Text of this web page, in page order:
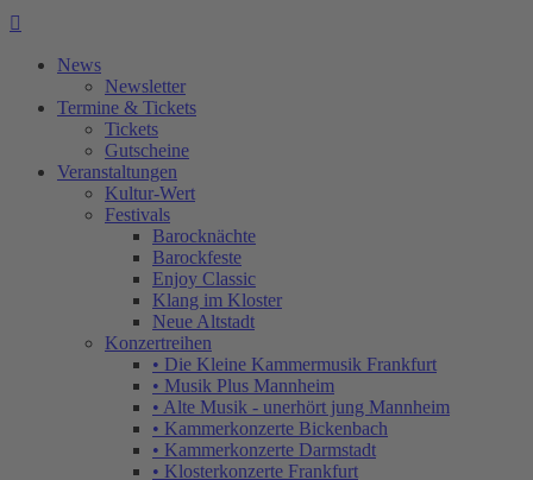

News
Newsletter
Termine & Tickets
Tickets
Gutscheine
Veranstaltungen
Kultur-Wert
Festivals
Barocknächte
Barockfeste
Enjoy Classic
Klang im Kloster
Neue Altstadt
Konzertreihen
• Die Kleine Kammermusik Frankfurt
• Musik Plus Mannheim
• Alte Musik - unerhört jung Mannheim
• Kammerkonzerte Bickenbach
• Kammerkonzerte Darmstadt
• Klosterkonzerte Frankfurt